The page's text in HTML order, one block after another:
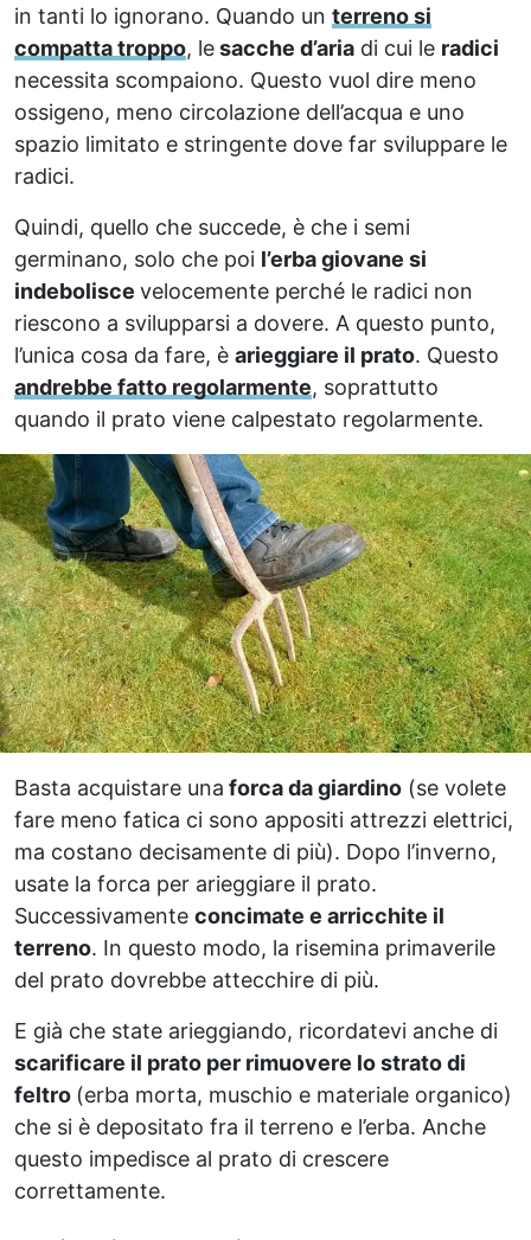
in tanti lo ignorano. Quando un terreno si
compatta troppo, lesacche d’aria di cui le radici
necessita scompaiono. Questo vuol dire meno
ossigeno, meno circolazione dell’acqua e uno
spazio limitato e stringente dove far sviluppare le
radici.
Quindi, quello che succede, è che i semi
germinano, solo che poi l’erba giovane si
indebolisce velocemente perché le radici non
riescono a svilupparsi a dovere. A questo punto,
l’unica cosa da fare, è arieggiare il prato. Questo
andrebbe fatto regolarmente, soprattutto
quando il prato viene calpestato regolarmente.
Basta acquistare una forca da giardino (se volete
fare meno fatica ci sono appositi attrezzi elettrici,
ma costano decisamente di più). Dopo l’inverno,
usate la forca per arieggiare il prato.
Successivamente concimate e arricchite il
terreno. In questo modo, la risemina primaverile
del prato dovrebbe attecchire di più.
E già che state arieggiando, ricordatevi anche di
scarificare il prato per rimuovere lo strato di
feltro (erba morta, muschio e materiale organico)
che si è depositato fra il terreno e l’erba. Anche
questo impedisce al prato di crescere
correttamente.